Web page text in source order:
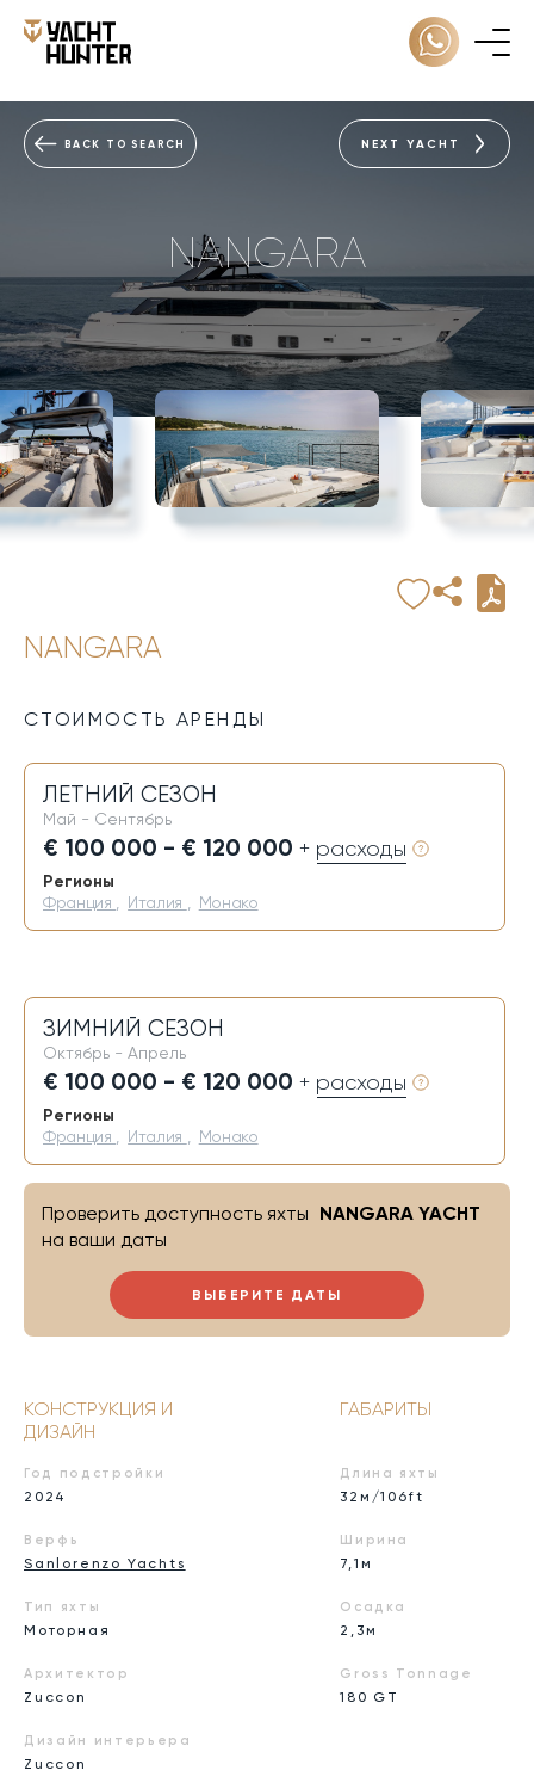
BACK TO SEARCH NEXT YACHT
NANGARA
NANGARA
СТОИМОСТЬ АРЕНДЫ
ЛЕТНИЙ СЕЗОН
Май - Сентябрь
€ 100 000 - € 120 000 + расходы
Регионы
Франция Италия Монако
ЗИМНИЙ СЕЗОН
Октябрь - Апрель
€ 100 000 - € 120 000 + расходы
Регионы
Франция Италия Монако
ВЫБЕРИТЕ ДАТЫ
Проверить доступность яхты NANGARA YACHT
на ваши даты
КОНСТРУКЦИЯ И
ДИЗАЙН
Год подстройки
2024
Верфь
Sanlorenzo Yachts
Тип яхты
Моторная
Архитектор
Zuccon
Дизайн интерьера
Zuccon
ГАБАРИТЫ
Длина яхты
32м/106ft
Ширина
7,1м
Осадка
2,3м
Gross Tonnage
180 GT